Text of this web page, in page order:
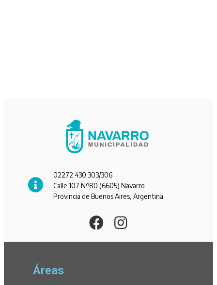
02272 430 303/306
Calle 107 Nº80 (6605) Navarro
Provincia de Buenos Aires, Argentina
Áreas